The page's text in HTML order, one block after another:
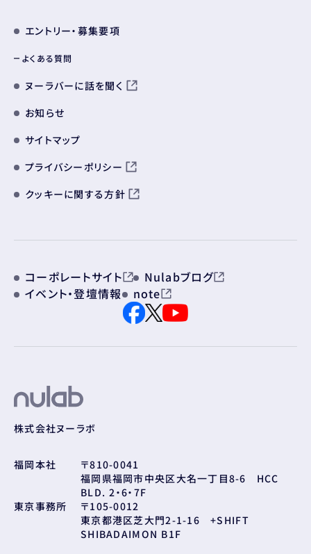
エントリー・募集要項
よくある質問
ヌーラバーに話を聞く
お知らせ
サイトマップ
プライバシーポリシー
クッキーに関する方針
コーポレートサイト
Nulabブログ
イベント・登壇情報
note
株式会社ヌーラボ
福岡本社
〒810-0041
福岡県福岡市中央区大名一丁目8-6 HCC
BLD. 2・6・7F
東京事務所
〒105-0012
東京都港区芝大門2-1-16 +SHIFT
SHIBADAIMON B1F